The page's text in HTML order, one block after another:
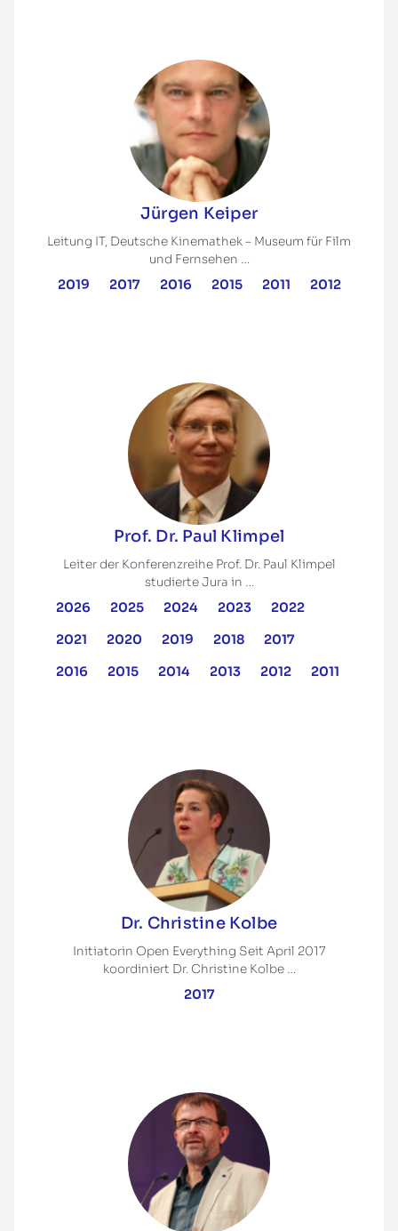
Jürgen Keiper
Leitung IT, Deutsche Kinemathek – Museum für Film
und Fernsehen …
2019 2017 2016 2015 2011 2012
Prof. Dr. Paul Klimpel
Leiter der Konferenzreihe Prof. Dr. Paul Klimpel
studierte Jura in …
2026 2025 2024 2023
2022
2021
2020 2019 2018
2017
2016
2015 2014 2013 2012 2011
Dr. Christine Kolbe
Initiatorin Open Everything Seit April 2017
koordiniert Dr. Christine Kolbe …
2017